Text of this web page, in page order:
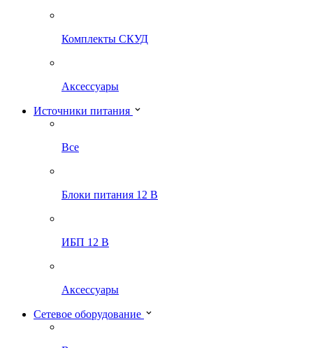
Комплекты СКУД
Аксессуары
Источники питания
Все
Блоки питания 12 В
ИБП 12 В
Аксессуары
Сетевое оборудование